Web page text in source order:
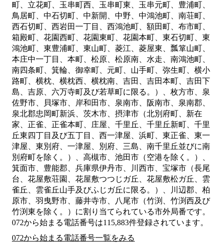
町、立花町、玉串町西、玉串町東、玉串元町、豊浦町、
鳥居町、中石切町、中新開、中野、中鴻池町、南荘町、
西石切町、西岩田一丁目、西鴻池町、額田町、布市町、
箱殿町、花園西町、花園東町、花園本町、東石切町、東
鴻池町、東豊浦町、東山町、菱江、菱屋東、瓢箪山町、
本庄中一丁目、本町、松原、松原南、水走、南鴻池町、
南四条町、箕輪、御幸町、元町、山手町、弥生町、横小
路町、横枕、横枕西、横枕南、吉田、吉田本町、吉田下
島、吉原、六万寺町及び若草町に限る。）、枚方市、泉
佐野市、貝塚市、岸和田市、泉南市、阪南市、泉南郡、
泉北郡忠岡町新浜、茨木市、摂津市（北別府町、新在
家、正雀、正雀本町、庄屋、千里丘、千里丘新町、千里
丘東四丁目及び五丁目、西一津屋、浜町、東正雀、東一
津屋、東別府、一津屋、別府、三島、南千里丘並びに南
別府町を除く。）、高槻市、池田市（空港を除く。）、
箕面市、豊能郡、兵庫県伊丹市、川西市、宝塚市（長尾
台、花屋敷荘園、花屋敷つつじガ丘、花屋敷松ガ丘、雲
雀丘、雲雀丘山手及びふじガ丘に限る。）、川辺郡、柏
原市、羽曳野市、藤井寺市、八尾市（竹渕、竹渕西及び
竹渕東を除く。） に割り当てられている市外局番です。
072から始まる電話番号は115,883件登録されています。
072から始まる電話番号一覧をみる